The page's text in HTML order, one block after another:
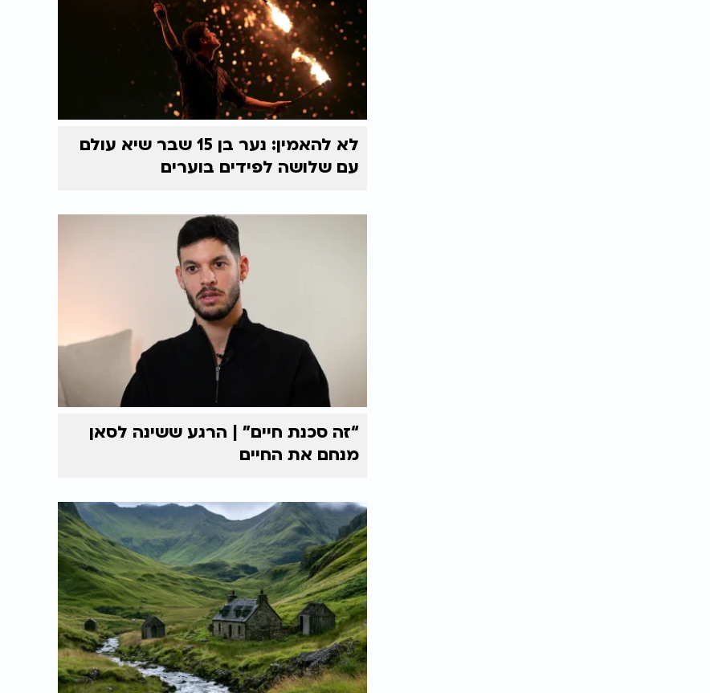
לא להאמין: נער בן 15 שבר שיא עולם
עם שלושה לפידים בוערים
“זה סכנת חיים” | הרגע ששינה לסאן
מנחם את החיים